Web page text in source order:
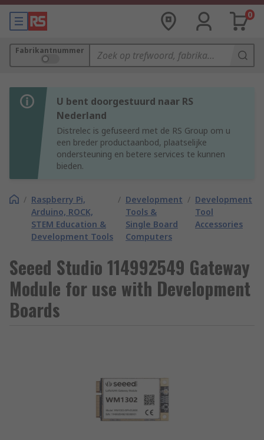
0
Fabrikantnummer
U bent doorgestuurd naar RS
Nederland
Distrelec is gefuseerd met de RS Group om u
een breder productaanbod, plaatselijke
ondersteuning en betere services te kunnen
bieden.
/ Raspberry Pi,
Arduino, ROCK,
STEM Education &
Development Tools
/ Development
Tools &
Single Board
Computers
/ Development
Tool
Accessories
Seeed Studio 114992549 Gateway
Module for use with Development
Boards